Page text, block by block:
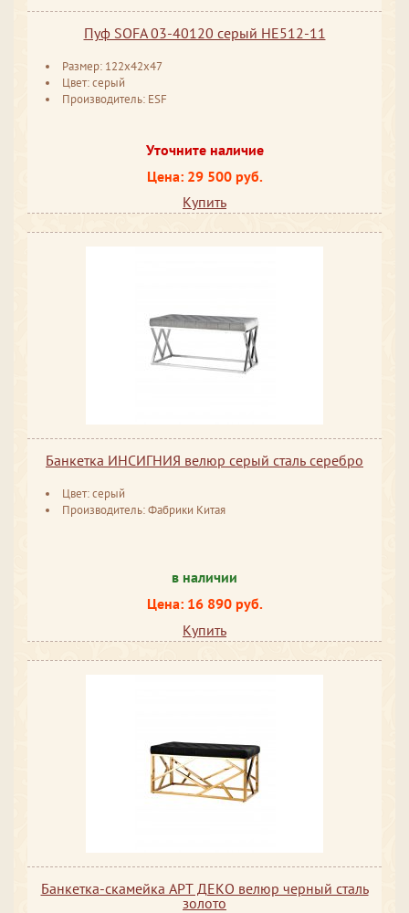
Пуф SOFA 03-40120 серый HE512-11
Размер: 122x42x47
Цвет: серый
Производитель: ESF
Уточните наличие
Цена: 29 500 руб.
Купить
Банкетка ИНСИГНИЯ велюр серый сталь серебро
Цвет: серый
Производитель: Фабрики Китая
в наличии
Цена: 16 890 руб.
Купить
Банкетка-скамейка АРТ ДЕКО велюр черный сталь
золото